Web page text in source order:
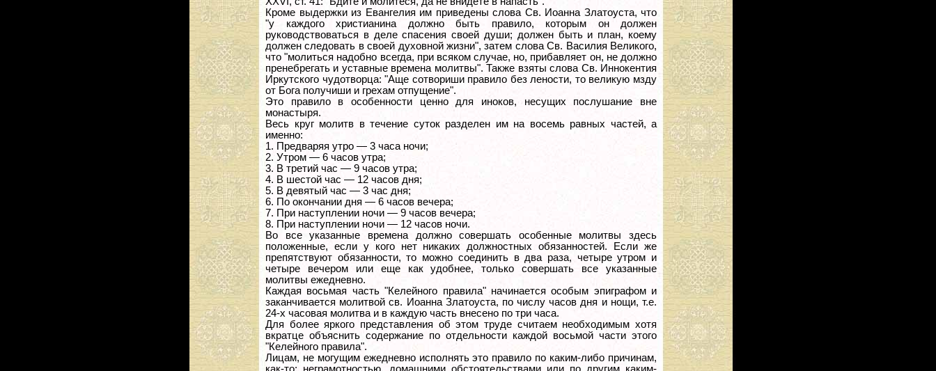
Кроме выдержки из Евангелия им приведены слова Св. Иоанна Златоуста, что
"у каждого христианина должно быть правило, которым он должен
руководствоваться в деле спасения своей души; должен быть и план, коему
должен следовать в своей духовной жизни", затем слова Св. Василия Великого,
что "молиться надобно всегда, при всяком случае, но, прибавляет он, не должно
пренебрегать и уставные времена молитвы". Также взяты слова Св. Иннокентия
Иркутского чудотворца: "Аще сотвориши правило без лености, то великую мзду
от Бога получиши и грехам отпущение".
Это правило в особенности ценно для иноков, несущих послушание вне
монастыря.
Весь круг молитв в течение суток разделен им на восемь равных частей, а
именно:
1. Предваряя утро — 3 часа ночи;
2. Утром — 6 часов утра;
3. В третий час — 9 часов утра;
4. В шестой час — 12 часов дня;
5. В девятый час — 3 час дня;
6. По окончании дня — 6 часов вечера;
7. При наступлении ночи — 9 часов вечера;
8. При наступлении ночи — 12 часов ночи.
Во все указанные времена должно совершать особенные молитвы здесь
положенные, если у кого нет никаких должностных обязанностей. Если же
препятствуют обязанности, то можно соединить в два раза, четыре утром и
четыре вечером или еще как удобнее, только совершать все указанные
молитвы ежедневно.
Каждая восьмая часть "Келейного правила" начинается особым эпиграфом и
заканчивается молитвой св. Иоанна Златоуста, по числу часов дня и нощи, т.е.
24-х часовая молитва и в каждую часть внесено по три часа.
Для более яркого представления об этом труде считаем необходимым хотя
вкратце объяснить содержание по отдельности каждой восьмой части этого
"Келейного правила".
Лицам, не могущим ежедневно исполнять это правило по каким-либо причинам,